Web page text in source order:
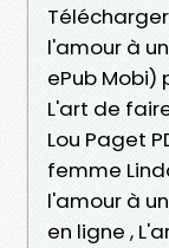
l'amour à
ePub Mobi)
L'art de
Lou Paget
femme
l'amour à
en ligne ,